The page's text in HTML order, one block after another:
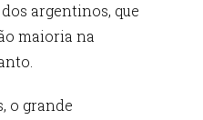
argentinos, que
maioria na
o grande